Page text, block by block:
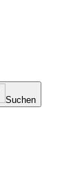
Suchen